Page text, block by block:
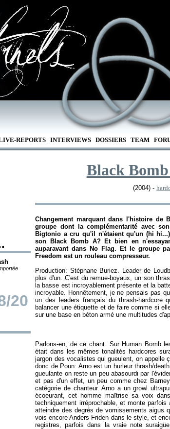
REPORTS INTERVIEWS DOSSIERS TEAM
20
Black
(2004) -
Changement marquant dans l'histoire de
groupe dont la complémentarité avec
Bigtonio a cru qu'il n'étaient qu'un (hi
son Black Bomb A? Et bien en
auparavant dans No Flag. Et le groupe
Freedom est un rouleau compresseur.
Production: Stéphane Buriez. Leader de
plus d'un. C'est du remue-boyaux, un son
la basse est incroyablement présente et la
incroyable. Honnêtement, je ne pensais pas
un des leaders français du thrash-
balancer une étiquette et de faire comme si
Parlons-en, de ce chant. Sur Human Bomb
était dans les mêmes tonalités hardcores
jargon des vocalistes qui gueulent, on appelle
donc de Poun: Arno est un hurleur thrash/
gueulante on reste un peu abasourdi par
et pas d'un effet, un peu comme chez
catégorie de chanteur. Arno a un growl
écoeurant, cet homme maîtrise sa voix
techniquement irréprochable, et monte
atteindre des degrés de vomissements aigus
vois encore Anders Friden dans le style, et
registres, parfois dans la vraie note